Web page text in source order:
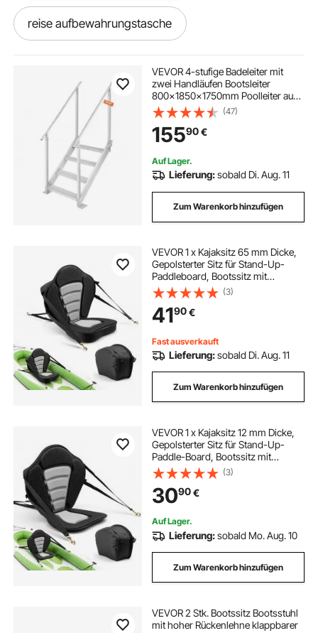
reise aufbewahrungstasche
outdoor camping aufbewahrungstasche
abdeckplane pool rund schutz
boots abdeckung
abdeckplane uv beständig
bootsabdeckplane
aufbewahrungstasche groß
bootsabdeckplanen
zelt aufbewahrungstasche
faltbare aufbewahrungstasche
camping aufbewahrungstaschen
abdeckplane motorrad groß
VEVOR 4-stufige Badeleiter mit
zwei Handläufen Bootsleiter
800x1850x1750mm Poolleiter aus
Aluminiumlegierung Treppenleiter
250kg Tragfähigkeit 55x10cm
Pedale Ideal für Häfen Boot
Schwimmbäder
(47)
15590€
Auf Lager.
Lieferung:sobald Di. Aug. 11
Zum Warenkorb hinzufügen
VEVOR 1 x Kajaksitz 65 mm Dicke,
Gepolsterter Sitz für Stand-Up-
Paddleboard, Bootssitz mit
Rückenlehne &
Aufbewahrungstasche &
Verstellbaren Gurten für SUP Kanu
Angelboot Aufblasbares Kajak
(3)
4190€
Fast ausverkauft
Lieferung:sobald Di. Aug. 11
Zum Warenkorb hinzufügen
VEVOR 1 x Kajaksitz 12 mm Dicke,
Gepolsterter Sitz für Stand-Up-
Paddle-Board, Bootssitz mit
Rückenlehne &
Aufbewahrungstasche &
Verstellbaren Gurten für SUP Kanu
Angelboot Aufblasbares Kajak
(3)
3090€
Auf Lager.
Lieferung:sobald Mo. Aug. 10
Zum Warenkorb hinzufügen
VEVOR 2 Stk. Bootssitz Bootsstuhl
mit hoher Rückenlehne klappbarer